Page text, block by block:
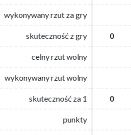
wykonywany rzut za gry
skuteczność z gry 0
celny rzut wolny
wykonywany rzut wolny
skuteczność za 1 0
punkty
wykonywany rzut za gry
skuteczność z gry 0
celny rzut wolny
wykonywany rzut wolny
skuteczność za 1 0
punkty